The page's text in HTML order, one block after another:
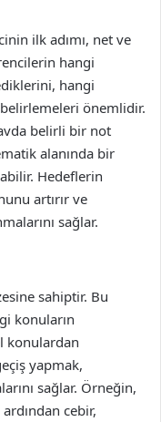
ilk adımı, net ve
hangi
hangi
belirlemeleri önemlidir.
belirli bir not
alanında bir
Hedeflerin
artırır ve
sağlar.
sahiptir. Bu
konuların
konulardan
yapmak,
sağlar. Örneğin,
cebir,